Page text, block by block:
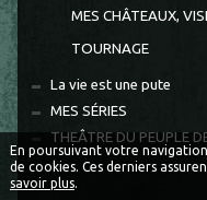
En poursuivant votre
de cookies. Ces derniers
savoir plus.
MES CHÂTEAUX,
TOURNAGE
La vie est une pute
MES SÉRIES
THEÂTRE DU PEUPLE